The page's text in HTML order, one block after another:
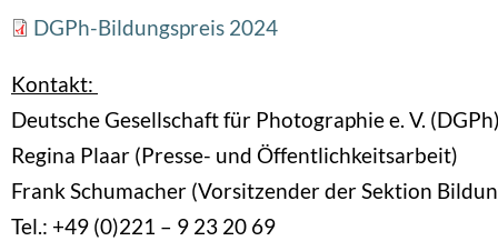
FileDGPh-Bildungspreis 2024
Kontakt:
Deutsche Gesellschaft für Photographie e. V. (DGPh)
Regina Plaar (Presse- und Öffentlichkeitsarbeit)
Frank Schumacher (Vorsitzender der Sektion
Tel.: +49 (0)221 – 9 23 20 69